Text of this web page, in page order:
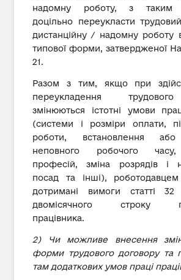
надомну роботу, з таким
доцільно переукласти
дистанційну / надомну роботу
типової форми, затвердженої
21.
Разом з тим, якщо при
переукладення
змінюються істотні умови
(системи і розміри оплати,
роботи, встановлення або
неповного робочого
професій, зміна розрядів і
посад та інші),
дотримані вимоги статті
двомісячного строку
працівника.
2) Чи можливе внесення
форми трудового договору та
там додаткових умов праці